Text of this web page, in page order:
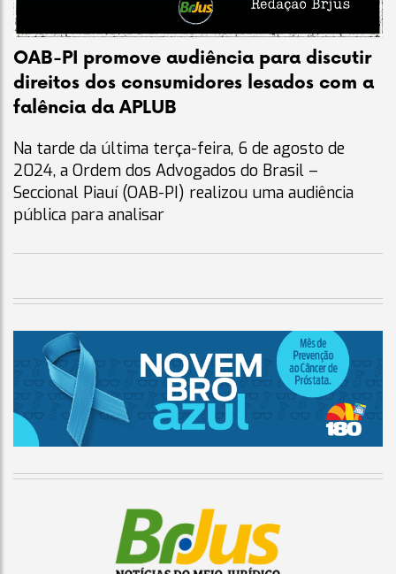
OAB-PI promove audiência para discutir
direitos dos consumidores lesados com a
falência da APLUB
Na tarde da última terça-feira, 6 de agosto de
2024, a Ordem dos Advogados do Brasil –
Seccional Piauí (OAB-PI) realizou uma audiência
pública para analisar